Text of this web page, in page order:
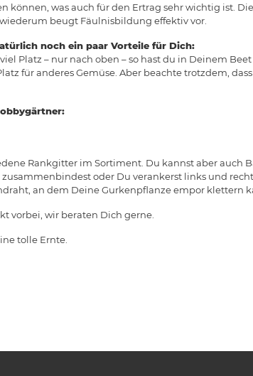
können, was auch für den Ertrag sehr wichtig ist.
beugt Fäulnisbildung effektiv vor.
noch ein paar Vorteile für Dich:
Platz – nur nach oben – so hast du in Deinem
für anderes Gemüse. Aber beachte trotzdem,
Rankgitter im Sortiment. Du kannst aber auch
oder Du verankerst links und
an dem Deine Gurkenpflanze empor klettern
vorbei, wir beraten Dich gerne.
tolle Ernte.